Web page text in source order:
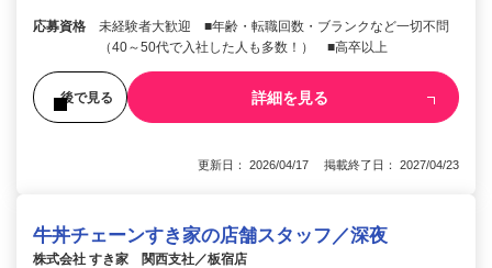
応募資格
未経験者大歓迎 ■年齢・転職回数・ブランクなど一切不問
（40～50代で入社した人も多数！） ■高卒以上
後で見る 詳細を見る
更新日： 2026/04/17 掲載終了日： 2027/04/23
牛丼チェーンすき家の店舗スタッフ／深夜
株式会社 すき家 関西支社／板宿店